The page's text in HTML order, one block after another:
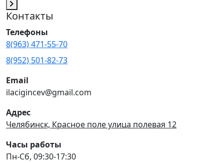
Контакты
Телефоны
8(963) 471-55-70
8(952) 501-82-73
Email
ilacigincev@gmail.com
Адрес
Челябинск, Красное поле улица полевая 12
Часы работы
Пн-Сб, 09:30-17:30